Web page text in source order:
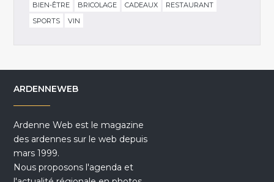
BIEN-ÊTRE
BRICOLAGE CADEAUX
RESTAURANT
SPORTS
VIN
ARDENNEWEB
Ardenne Web est le magazine
des ardennes sur le web depuis
mars 1999.
Nous proposons l'agenda et